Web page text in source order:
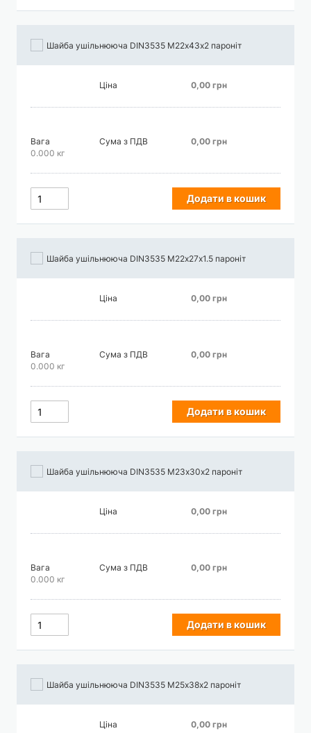
Шайба ушільнююча DIN3535 М22х43х2 пароніт
Ціна 0,00 грн
Вага
0.000 кг
Сума з ПДВ 0,00 грн
Додати в кошик
Шайба ушільнююча DIN3535 М22х27х1.5 пароніт
Ціна 0,00 грн
Вага
0.000 кг
Сума з ПДВ 0,00 грн
Додати в кошик
Шайба ушільнююча DIN3535 М23х30х2 пароніт
Ціна 0,00 грн
Вага
0.000 кг
Сума з ПДВ 0,00 грн
Додати в кошик
Шайба ушільнююча DIN3535 М25х38х2 пароніт
Ціна 0,00 грн